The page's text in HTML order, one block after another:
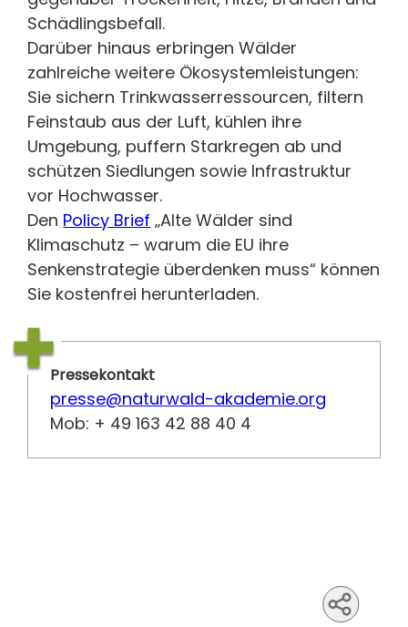
Schädlingsbefall.
Darüber hinaus erbringen Wälder
zahlreiche weitere Ökosystemleistungen:
Sie sichern Trinkwasserressourcen, filtern
Feinstaub aus der Luft, kühlen ihre
Umgebung, puffern Starkregen ab und
schützen Siedlungen sowie Infrastruktur
vor Hochwasser.
Den Policy Brief „Alte Wälder sind
Klimaschutz – warum die EU ihre
Senkenstrategie überdenken muss“ können
Sie kostenfrei herunterladen.
Pressekontakt
presse@naturwald-akademie.org
Mob: + 49 163 42 88 40 4